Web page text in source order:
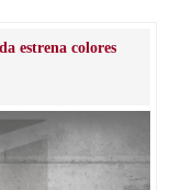
estrena colores